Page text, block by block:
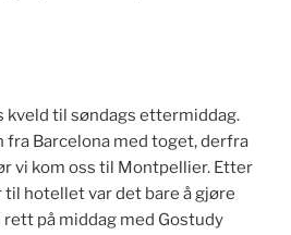
kveld til søndags ettermiddag.
Barcelona med toget, derfra
vi kom oss til Montpellier. Etter
hotellet var det bare å gjøre
på middag med Gostudy